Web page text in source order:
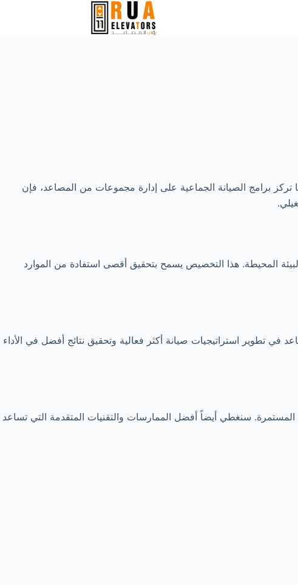
برامج الصيانة الجماعية على إدارة مجموعات من المصاعد، فإن
المحيطة. هذا التخصيص يسمح بتحقيق أقصى استفادة من الموارد
تطوير استراتيجيات صيانة أكثر فعالية وتحقيق نتائج أفضل في الأداء
سنغطي أيضاً أفضل الممارسات والتقنيات المتقدمة التي تساعد